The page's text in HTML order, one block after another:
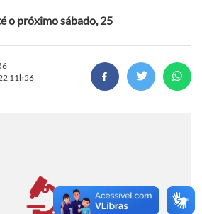
o próximo sábado, 25
11h56